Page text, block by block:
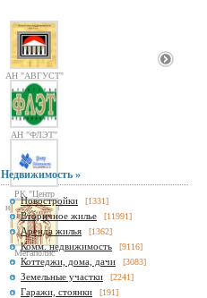
АН "АВГУСТ"
АН "ФЛЭТ"
РК "Центр
недвижимости"
Мегаполис
Недвижимость »
Новостройки [1331]
Вторичное жилье [11991]
Аренда жилья [1362]
Комм. недвижимость [9116]
Коттеджи, дома, дачи [3083]
Земельные участки [2241]
Гаражи, стоянки [191]